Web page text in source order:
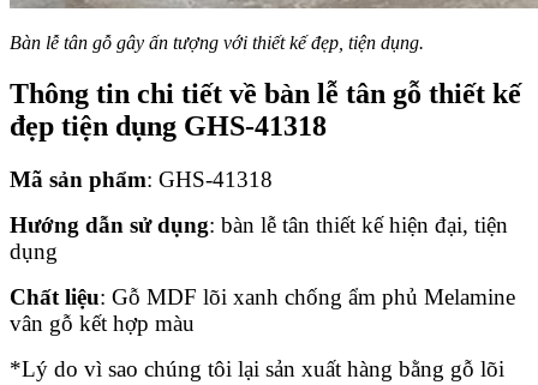
Bàn lễ tân gỗ gây ấn tượng với thiết kế đẹp, tiện dụng.
Thông tin chi tiết về bàn lễ tân gỗ thiết kế
đẹp tiện dụng GHS-41318
Mã sản phẩm: GHS-41318
Hướng dẫn sử dụng: bàn lễ tân thiết kế hiện đại, tiện
dụng
Chất liệu: Gỗ MDF lõi xanh chống ẩm phủ Melamine
vân gỗ kết hợp màu
*Lý do vì sao chúng tôi lại sản xuất hàng bằng gỗ lõi